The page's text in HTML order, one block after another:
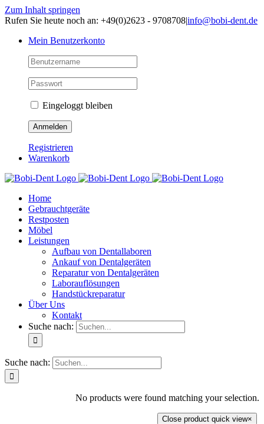
Zum Inhalt springen
Rufen Sie heute noch an: +49(0)2623 - 9708708|info@bobi-dent.de
Mein Benutzerkonto
Eingeloggt bleiben
Registrieren
Warenkorb
Home
Gebrauchtgeräte
Restposten
Möbel
Leistungen
Aufbau von Dentallaboren
Ankauf von Dentalgeräten
Reparatur von Dentalgeräten
Laborauflösungen
Handstückreparatur
Über Uns
Kontakt
Suche nach:
Suche nach:
No products were found matching your selection.
Close product quick view×